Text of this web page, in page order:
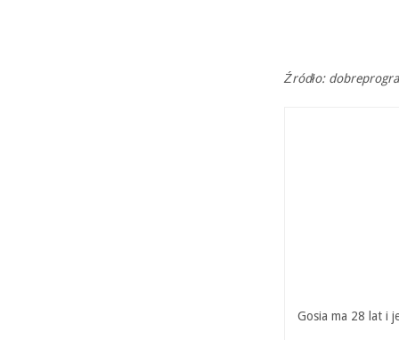
Źródło:
Gosia ma 28 lat i